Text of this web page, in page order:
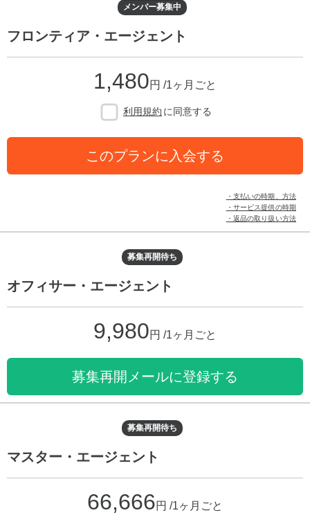
メンバー募集中
フロンティア・エージェント
1,480円 /1ヶ月ごと
利用規約 に同意する
このプランに入会する
・支払いの時期、方法
・サービス提供の時期
・返品の取り扱い方法
募集再開待ち
オフィサー・エージェント
9,980円 /1ヶ月ごと
募集再開メールに登録する
募集再開待ち
マスター・エージェント
66,666円 /1ヶ月ごと